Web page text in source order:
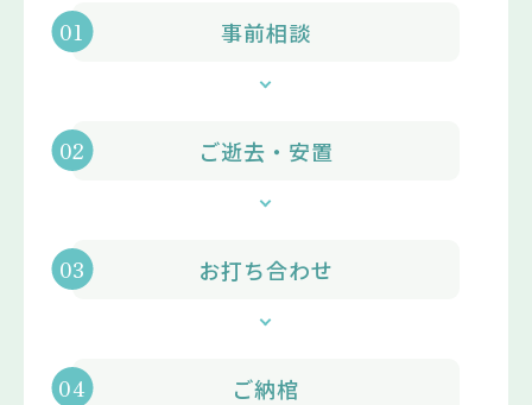
事前相談
ご逝去・安置
お打ち合わせ
ご納棺